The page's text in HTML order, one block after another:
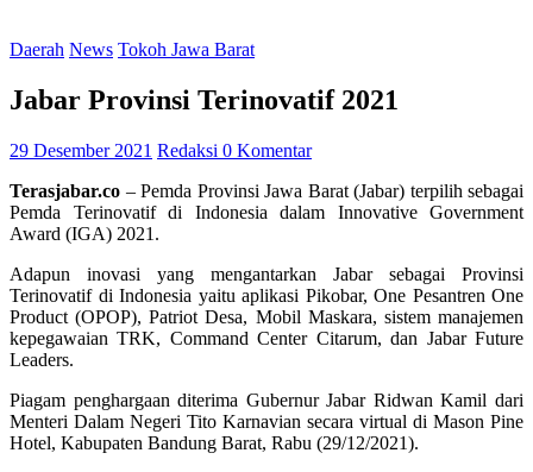
Daerah News Tokoh Jawa Barat
Jabar Provinsi Terinovatif 2021
29 Desember 2021 Redaksi 0 Komentar
Terasjabar.co – Pemda Provinsi Jawa Barat (Jabar) terpilih sebagai
Pemda Terinovatif di Indonesia dalam Innovative Government
Award (IGA) 2021.
Adapun inovasi yang mengantarkan Jabar sebagai Provinsi
Terinovatif di Indonesia yaitu aplikasi Pikobar, One Pesantren One
Product (OPOP), Patriot Desa, Mobil Maskara, sistem manajemen
kepegawaian TRK, Command Center Citarum, dan Jabar Future
Leaders.
Piagam penghargaan diterima Gubernur Jabar Ridwan Kamil dari
Menteri Dalam Negeri Tito Karnavian secara virtual di Mason Pine
Hotel, Kabupaten Bandung Barat, Rabu (29/12/2021).